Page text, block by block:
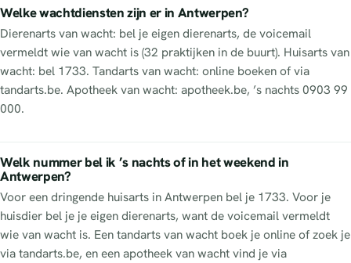
Welke wachtdiensten zijn er in Antwerpen?
Dierenarts van wacht: bel je eigen dierenarts, de voicemail
vermeldt wie van wacht is (32 praktijken in de buurt). Huisarts van
wacht: bel 1733. Tandarts van wacht: online boeken of via
tandarts.be. Apotheek van wacht: apotheek.be, ’s nachts 0903 99
000.
Welk nummer bel ik ’s nachts of in het weekend in
Antwerpen?
Voor een dringende huisarts in Antwerpen bel je 1733. Voor je
huisdier bel je je eigen dierenarts, want de voicemail vermeldt
wie van wacht is. Een tandarts van wacht boek je online of zoek je
via tandarts.be, en een apotheek van wacht vind je via